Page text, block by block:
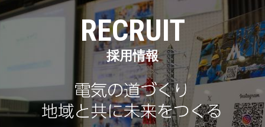
RECRUIT
採用情報